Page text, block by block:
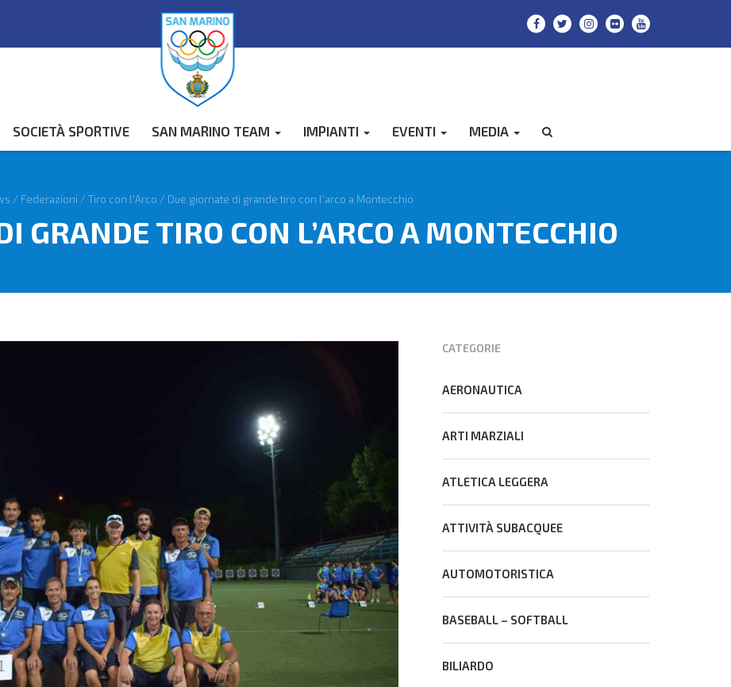
SOCIETÀ SPORTIVE SAN MARINO TEAM IMPIANTI EVENTI MEDIA
/ Federazioni / Tiro con l'Arco / Due giornate di grande tiro con l’arco a Montecchio
GRANDE TIRO CON L’ARCO A MONTECCHIO
CATEGORIE
AERONAUTICA
ARTI MARZIALI
ATLETICA LEGGERA
ATTIVITÀ SUBACQUEE
AUTOMOTORISTICA
BASEBALL – SOFTBALL
BILIARDO